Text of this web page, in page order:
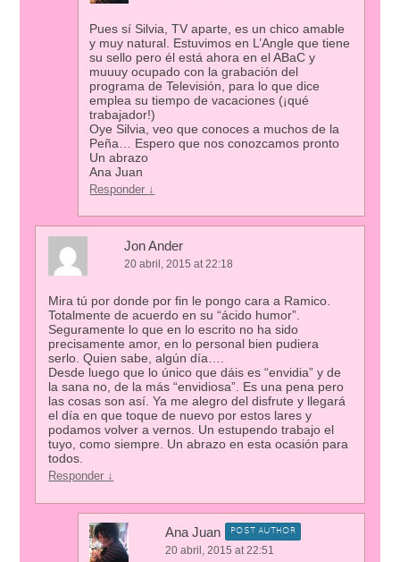
Pues sí Silvia, TV aparte, es un chico amable
y muy natural. Estuvimos en L’Angle que tiene
su sello pero él está ahora en el ABaC y
muuuy ocupado con la grabación del
programa de Televisión, para lo que dice
emplea su tiempo de vacaciones (¡qué
trabajador!)
Oye Silvia, veo que conoces a muchos de la
Peña… Espero que nos conozcamos pronto
Un abrazo
Ana Juan
Responder ↓
Jon Ander
20 abril, 2015 at 22:18
Mira tú por donde por fin le pongo cara a Ramico.
Totalmente de acuerdo en su “ácido humor”.
Seguramente lo que en lo escrito no ha sido
precisamente amor, en lo personal bien pudiera
serlo. Quien sabe, algún día….
Desde luego que lo único que dáis es “envidia” y de
la sana no, de la más “envidiosa”. Es una pena pero
las cosas son así. Ya me alegro del disfrute y llegará
el día en que toque de nuevo por estos lares y
podamos volver a vernos. Un estupendo trabajo el
tuyo, como siempre. Un abrazo en esta ocasión para
todos.
Responder ↓
Ana Juan POST AUTHOR
20 abril, 2015 at 22:51